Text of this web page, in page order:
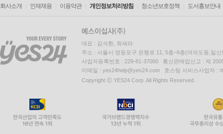
회사소개 인재채용 이용약관 개인정보처리방침 청소년보호정책 도서홍보안내
대표 : 김석환, 최세라
주소 : 서울시 영등포구 은행로 11, 5층~6층(여의도동,일신
사업자등록번호 : 229-81-37000 통신판매업신고 : 제
이메일 : yes24help@yes24.com 호스팅 서비스사업자 :
Copyright ⓒ YES24 Corp. All Rights Reserved.